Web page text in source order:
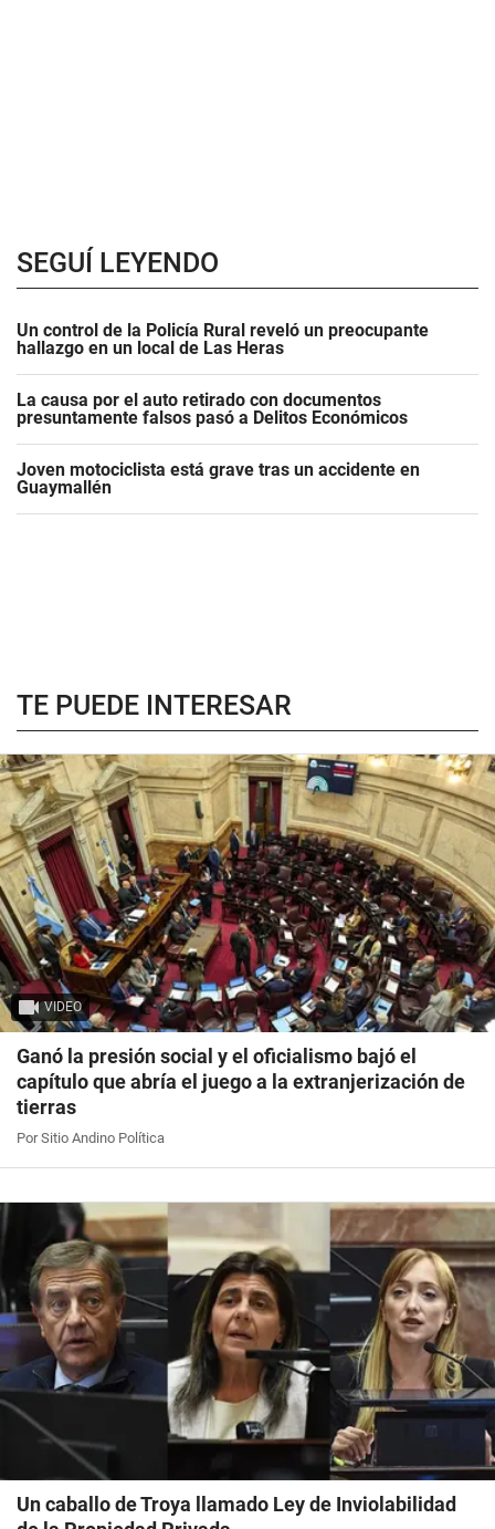
SEGUÍ LEYENDO
Un control de la Policía Rural reveló un preocupante
hallazgo en un local de Las Heras
La causa por el auto retirado con documentos
presuntamente falsos pasó a Delitos Económicos
Joven motociclista está grave tras un accidente en
Guaymallén
TE PUEDE INTERESAR
VIDEO
Ganó la presión social y el oficialismo bajó el
capítulo que abría el juego a la extranjerización de
tierras
Por Sitio Andino Política
Un caballo de Troya llamado Ley de Inviolabilidad